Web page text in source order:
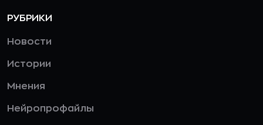
РУБРИКИ
Новости
Истории
Мнения
Нейропрофайлы